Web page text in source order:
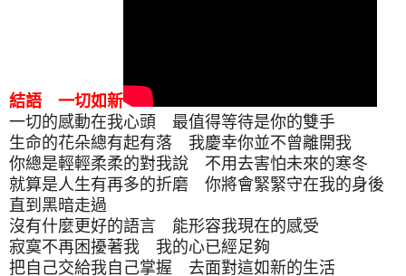
結語 一切如新
一切的感動在我心頭 最值得等待是你的雙手
生命的花朵總有起有落 我慶幸你並不曾離開我
你總是輕輕柔柔的對我說 不用去害怕未來的寒冬
就算是人生有再多的折磨 你將會緊緊守在我的身後
直到黑暗走過
沒有什麼更好的語言 能形容我現在的感受
寂寞不再困擾著我 我的心已經足夠
把自己交給我自己掌握 去面對這如新的生活